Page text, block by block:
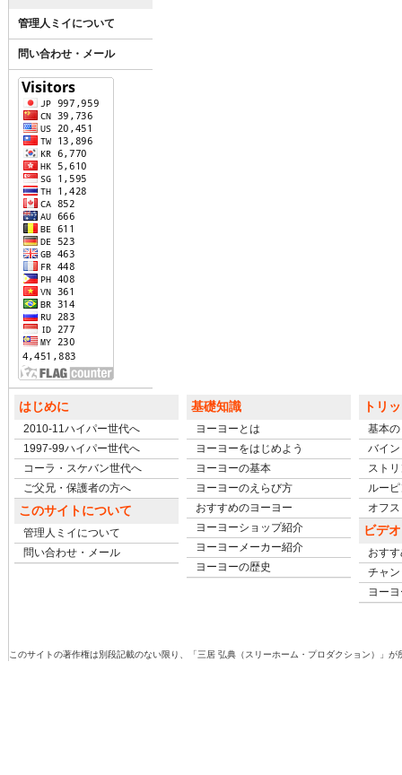
管理人ミイについて
問い合わせ・メール
はじめに
2010-11ハイパー世代へ
1997-99ハイパー世代へ
コーラ・スケバン世代へ
ご父兄・保護者の方へ
このサイトについて
管理人ミイについて
問い合わせ・メール
基礎知識
ヨーヨーとは
ヨーヨーをはじめよう
ヨーヨーの基本
ヨーヨーのえらび方
おすすめのヨーヨー
ヨーヨーショップ紹介
ヨーヨーメーカー紹介
ヨーヨーの歴史
トリ
基本
バイ
スト
ルー
オフ
ビデ
おす
チャ
ヨー
このサイトの著作権は別段記載のない限り、「三居 弘典（スリーホーム・プロダクション）